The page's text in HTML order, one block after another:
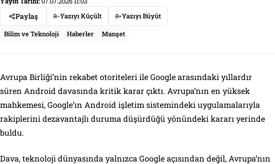
Paylaş Yazıyı Küçült
Yazıyı Büyüt
Bilim ve Teknoloji
Haberler Manşet
Avrupa Birliği’nin rekabet otoriteleri ile Google arasındaki yıllardır
süren Android davasında kritik karar çıktı. Avrupa’nın en yüksek
mahkemesi, Google’ın Android işletim sistemindeki uygulamalarıyla
rakiplerini dezavantajlı duruma düşürdüğü yönündeki kararı yerinde
buldu.
Dava, teknoloji dünyasında yalnızca Google açısından değil, Avrupa’nın